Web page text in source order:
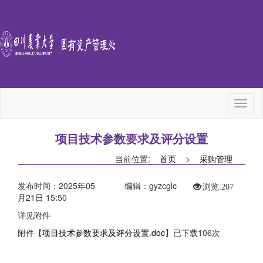
项目技术参数要求及评分设置
当前位置: 首页 > 采购管理
发布时间：2025年05
月21日 15:50
编辑：gyzcglc 浏览:207
详见附件
附件【项目技术参数要求及评分设置.doc】已下载106次